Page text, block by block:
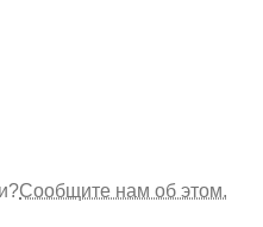
Сообщите нам об этом.